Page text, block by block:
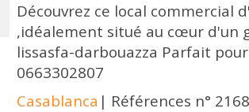
Découvrez ce local commercial
,idéalement situé au cœur d'un
lissasfa-darbouazza Parfait
0663302807
Casablanca | Références n°